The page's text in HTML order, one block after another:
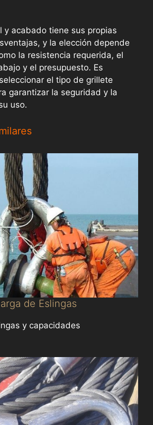
y acabado tiene sus propias
y la elección depende
la resistencia requerida, el
y el presupuesto. Es
el tipo de grillete
garantizar la seguridad y la
uso.
de Eslingas
y capacidades